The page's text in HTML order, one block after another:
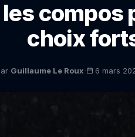
compos
choix
Guillaume Le Roux· 6 mars